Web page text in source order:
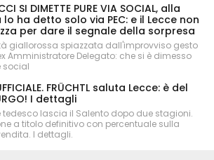
SI DIMETTE PURE VIA SOCIAL, alla
ha detto solo via PEC: e il Lecce non
per dare il segnale della sorpresa
giallorossa spiazzata dall'improvviso gesto
Amministratore Delegato: che si è dimesso
social
FRÜCHTL saluta Lecce: è del
I dettagli
tedesco lascia il Salento dopo due stagioni.
a titolo definitivo con percentuale sulla
I dettagli.